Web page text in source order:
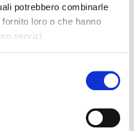
potrebbero combinarle
loro o che hanno
servizi.
Serie C – Playoff
Alessandria vs
Feralpisalo